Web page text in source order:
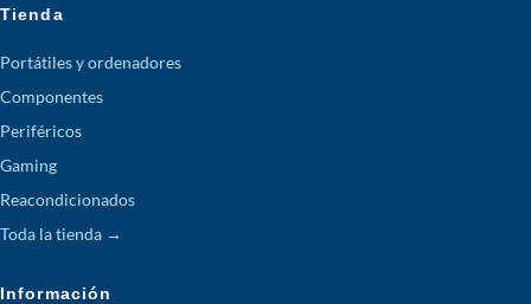
Tienda
Portátiles y ordenadores
Componentes
Periféricos
Gaming
Reacondicionados
Toda la tienda →
Información